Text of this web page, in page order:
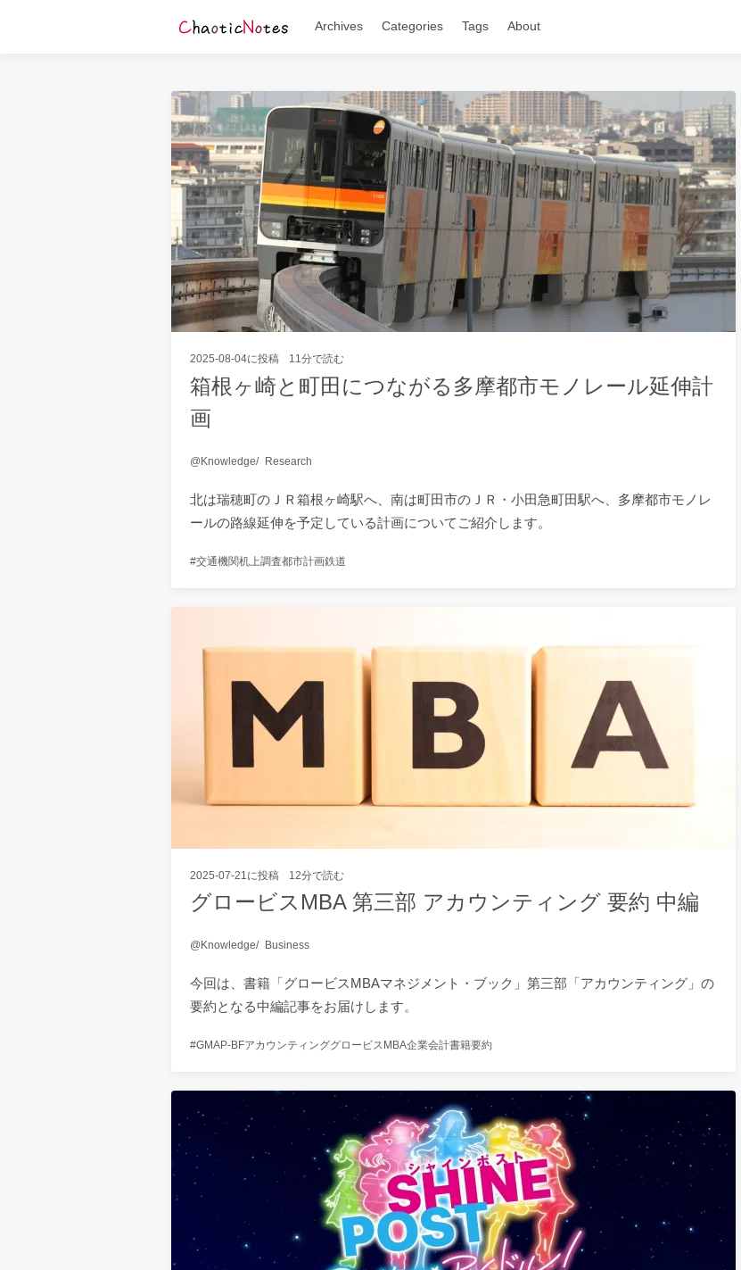
Archives Categories Tags About
2025-08-04に投稿 11分で読む
箱根ヶ崎と町田につながる多摩都市モノレール延伸計
画
Knowledge Research
北は瑞穂町のＪＲ箱根ヶ崎駅へ、南は町田市のＪＲ・小田急町田駅へ、多摩都市モノレ
ールの路線延伸を予定している計画についてご紹介します。
交通機関机上調査都市計画鉄道
2025-07-21に投稿 12分で読む
グロービスMBA 第三部 アカウンティング 要約 中編
Knowledge Business
今回は、書籍「グロービスMBAマネジメント・ブック」第三部「アカウンティング」の
要約となる中編記事をお届けします。
GMAP-BFアカウンティンググロービスMBA企業会計書籍要約